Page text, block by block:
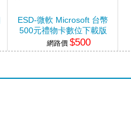
ESD-微軟 Microsoft 台幣
500元禮物卡數位下載版
網路價 $500